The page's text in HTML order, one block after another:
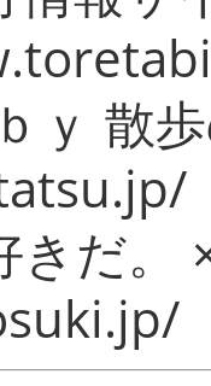
ｙ 散
きだ。